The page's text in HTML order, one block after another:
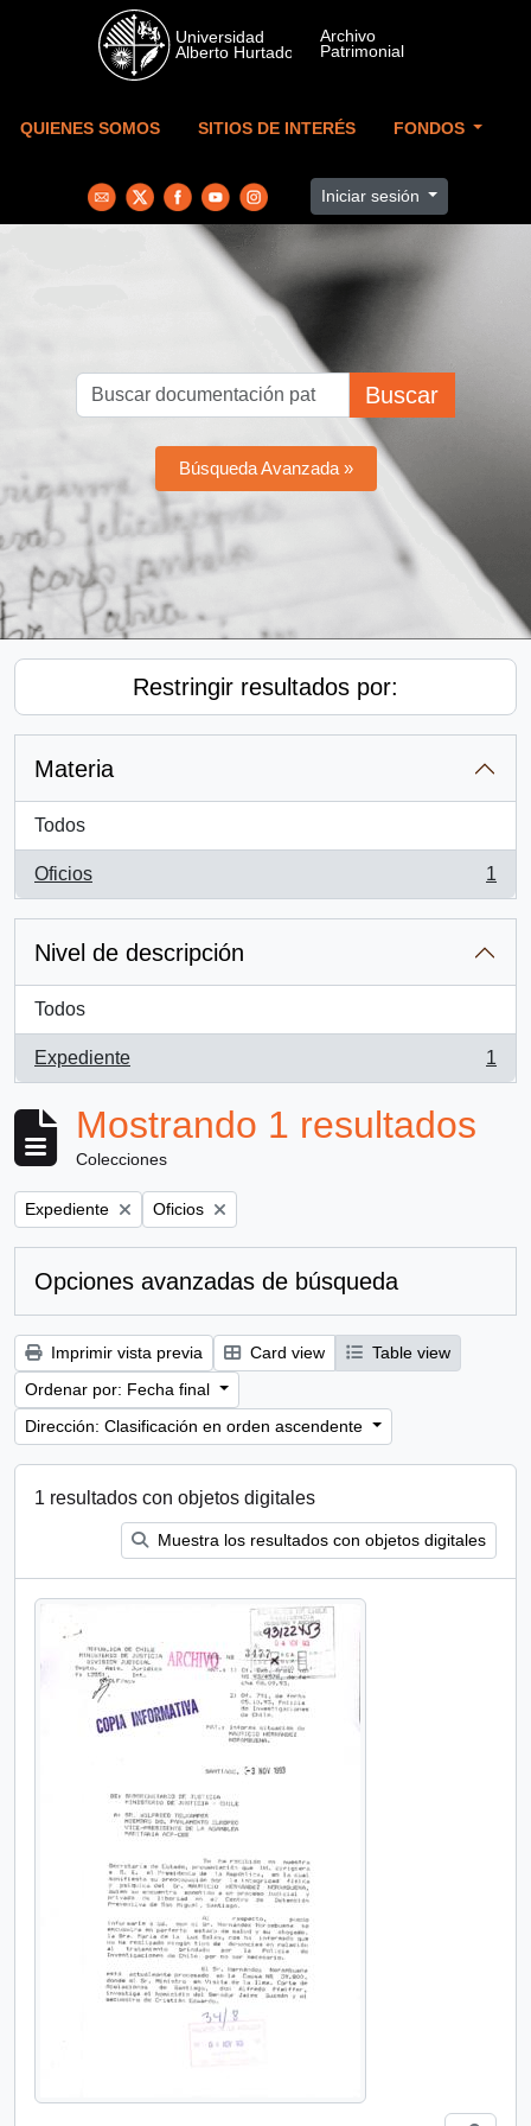
Skip to main content
QUIENES SOMOS SITIOS DE INTERÉS FONDOS
Iniciar sesión
Buscar
Búsqueda Avanzada »
Restringir resultados por:
Materia
Todos
Oficios
, 1 resultados
1
Nivel de descripción
Todos
Expediente
, 1 resultados
1
Mostrando 1 resultados
Colecciones
Remove filter:
Expediente Remove filter:
Oficios
Opciones avanzadas de búsqueda
Imprimir vista previa Card view
Table view
Ordenar por: Fecha final
Dirección: Clasificación en orden ascendente
1 resultados con objetos digitales
Muestra los resultados con objetos digitales